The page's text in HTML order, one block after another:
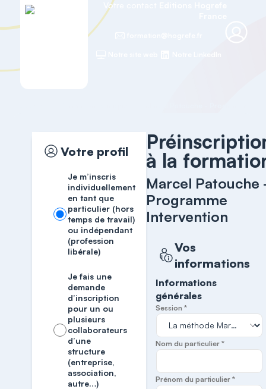
Votre contact
Votre profil
Je m’inscris
individuellement
en tant que
particulier (hors
temps de travail)
ou indépendant
(profession
libérale)
Je fais une
demande
d’inscription
pour un ou
plusieurs
collaborateurs
d’une
structure
(entreprise,
association,
autre…)
à la
Marcel Patouche
Programme
Intervention
Vos
informations
Informations
générales
Session *
Nom du particulier *
Prénom du particulier *